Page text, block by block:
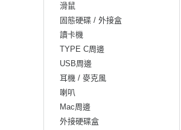
滑鼠
固態硬碟 / 外接盒
讀卡機
TYPE C周邊
USB周邊
耳機 / 麥克風
喇叭
Mac周邊
外接硬碟盒